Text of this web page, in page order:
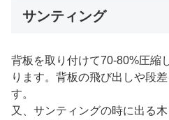
サンティング
背板を取り付けて70-80%圧縮
ります。背板の飛び出しや段
す。
又、サンティングの時に出る